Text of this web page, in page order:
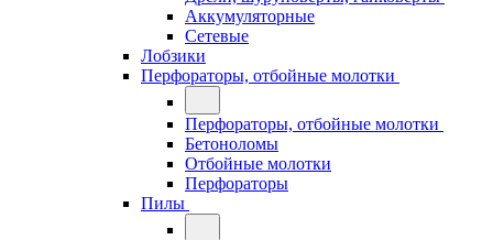
Аккумуляторные
Сетевые
Лобзики
Перфораторы, отбойные молотки
Перфораторы, отбойные молотки
Бетоноломы
Отбойные молотки
Перфораторы
Пилы